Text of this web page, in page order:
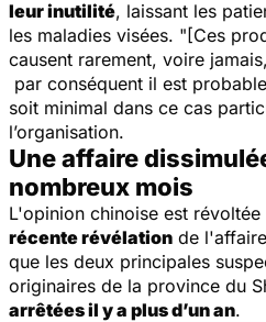
leur inutilité, laissant les
les maladies visées. "[Ces
causent rarement, voire
par conséquent il est
soit minimal dans ce cas
l’organisation.
Une affaire
nombreux mois
L'opinion chinoise est
récente révélation de
que les deux principales
originaires de la province du
arrêtées il y a plus d’un an.